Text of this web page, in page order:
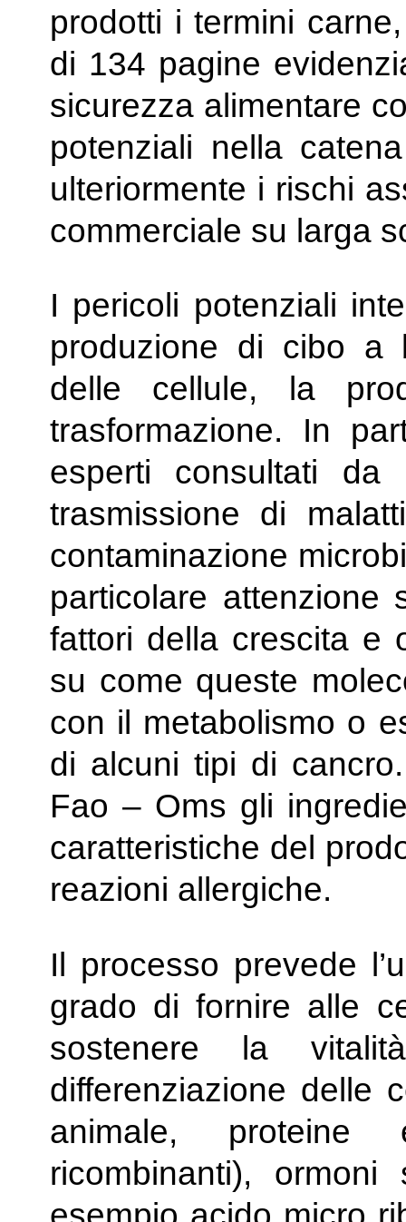
prodotti i termini
di 134 pagine
sicurezza alimentare
potenziali nella
ulteriormente i rischi
commerciale su larga
I pericoli potenziali
produzione di cibo a
delle cellule, la
trasformazione. In
esperti consultati
trasmissione di
contaminazione
particolare attenzione
fattori della crescita e
su come queste
con il metabolismo o
di alcuni tipi di
Fao – Oms gli
caratteristiche del
reazioni allergiche.
Il processo prevede
grado di fornire alle
sostenere la
differenziazione delle
animale, proteine
ricombinanti),